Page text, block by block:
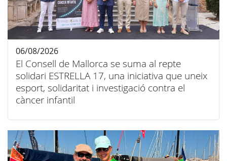
El Consell de Mallorca se suma al repte
solidari ESTRELLA 17, una iniciativa que uneix
esport, solidaritat i investigació contra el
càncer infantil
06/08/2026